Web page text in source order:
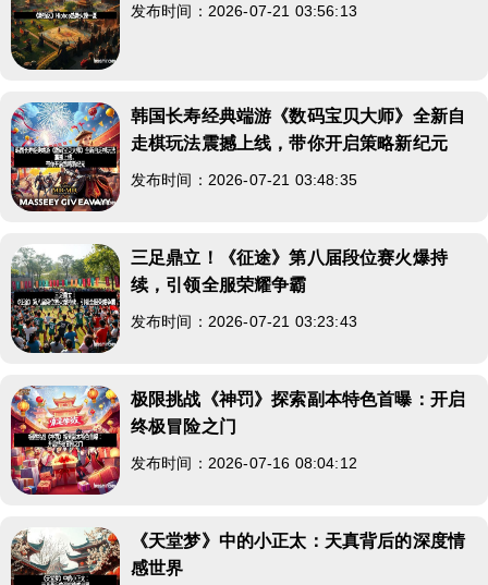
发布时间：2026-07-21 03:56:13
韩国长寿经典端游《数码宝贝大师》全新自
走棋玩法震撼上线，带你开启策略新纪元
发布时间：2026-07-21 03:48:35
三足鼎立！《征途》第八届段位赛火爆持
续，引领全服荣耀争霸
发布时间：2026-07-21 03:23:43
极限挑战《神罚》探索副本特色首曝：开启
终极冒险之门
发布时间：2026-07-16 08:04:12
《天堂梦》中的小正太：天真背后的深度情
感世界